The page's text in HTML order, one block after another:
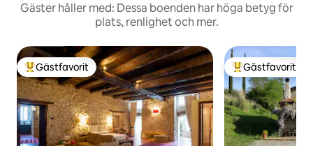
Gäster håller med: Dessa boenden har höga betyg för
plats, renlighet och mer.
Populär gästfavorit
Gästfavorit Populär
Gästfavorit